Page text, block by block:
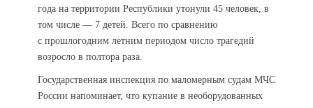
года на территории Республики утонули 45 человек, в
том числе — 7 детей. Всего по сравнению
с прошлогодним летним периодом число трагедий
возросло в полтора раза.
Государственная инспекция по маломерным судам МЧС
России напоминает, что купание в необорудованных